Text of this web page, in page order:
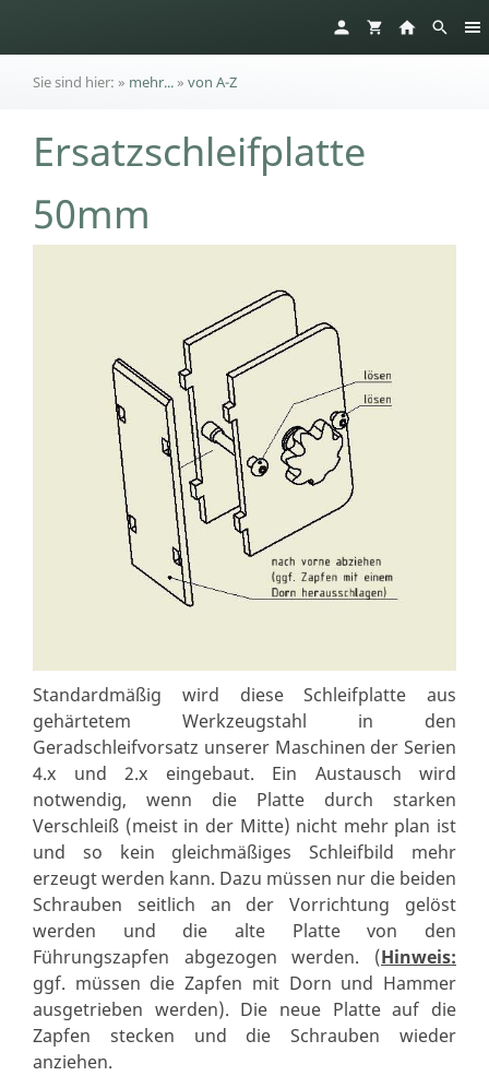
Sie sind hier: » mehr...» von A-Z
Ersatzschleifplatte
50mm
Standardmäßig wird diese Schleifplatte aus
gehärtetem Werkzeugstahl in den
Geradschleifvorsatz unserer Maschinen der Serien
4.x und 2.x eingebaut. Ein Austausch wird
notwendig, wenn die Platte durch starken
Verschleiß (meist in der Mitte) nicht mehr plan ist
und so kein gleichmäßiges Schleifbild mehr
erzeugt werden kann. Dazu müssen nur die beiden
Schrauben seitlich an der Vorrichtung gelöst
werden und die alte Platte von den
Führungszapfen abgezogen werden. (Hinweis:
ggf. müssen die Zapfen mit Dorn und Hammer
ausgetrieben werden). Die neue Platte auf die
Zapfen stecken und die Schrauben wieder
anziehen.